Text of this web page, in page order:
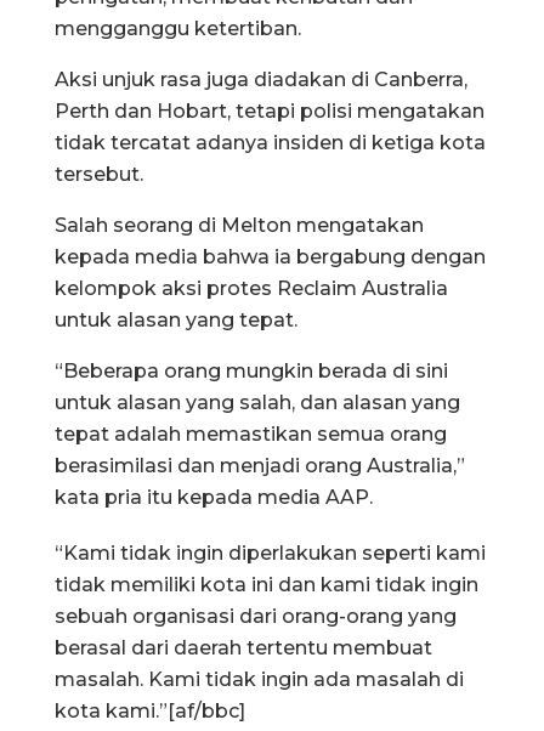
mengganggu ketertiban.
Aksi unjuk rasa juga diadakan di Canberra,
Perth dan Hobart, tetapi polisi mengatakan
tidak tercatat adanya insiden di ketiga kota
tersebut.
Salah seorang di Melton mengatakan
kepada media bahwa ia bergabung dengan
kelompok aksi protes Reclaim Australia
untuk alasan yang tepat.
“Beberapa orang mungkin berada di sini
untuk alasan yang salah, dan alasan yang
tepat adalah memastikan semua orang
berasimilasi dan menjadi orang Australia,”
kata pria itu kepada media AAP.
“Kami tidak ingin diperlakukan seperti kami
tidak memiliki kota ini dan kami tidak ingin
sebuah organisasi dari orang-orang yang
berasal dari daerah tertentu membuat
masalah. Kami tidak ingin ada masalah di
kota kami.”[af/bbc]